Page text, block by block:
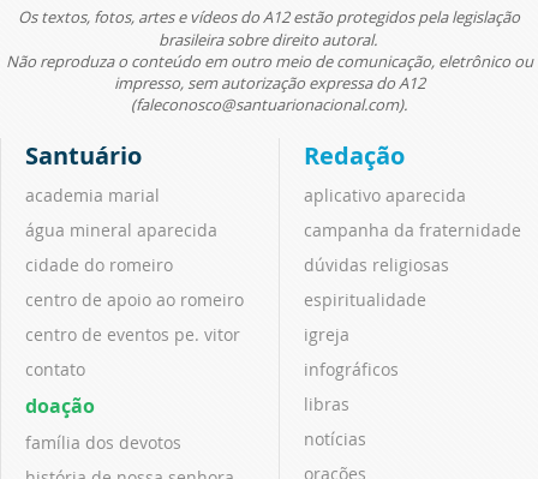
Os textos, fotos, artes e vídeos do A12 estão protegidos pela legislação
brasileira sobre direito autoral.
Não reproduza o conteúdo em outro meio de comunicação, eletrônico ou
impresso, sem autorização expressa do A12
(faleconosco@santuarionacional.com).
Santuário
academia marial
água mineral aparecida
cidade do romeiro
centro de apoio ao romeiro
centro de eventos pe. vitor
contato
doação
família dos devotos
Redação
aplicativo aparecida
campanha da fraternidade
dúvidas religiosas
espiritualidade
igreja
infográficos
libras
notícias
orações